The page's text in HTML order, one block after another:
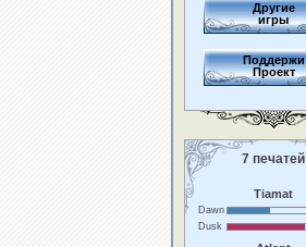
Другие
игры
Поддержи
Проект
7 печатей
Tiamat
Dawn
Dusk